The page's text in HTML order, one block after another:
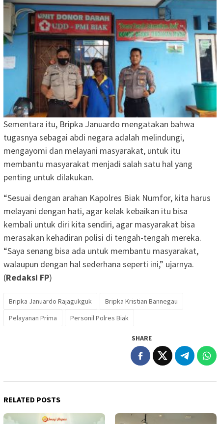
Sementara itu, Bripka Januardo mengatakan bahwa
tugasnya sebagai abdi negara adalah melindungi,
mengayomi dan melayani masyarakat, untuk itu
membantu masyarakat menjadi salah satu hal yang
penting untuk dilakukan.
“Sesuai dengan arahan Kapolres Biak Numfor, kita harus
melayani dengan hati, agar kelak kebaikan itu bisa
kembali untuk diri kita sendiri, agar masyarakat bisa
merasakan kehadiran polisi di tengah-tengah mereka.
“Saya senang bisa ada untuk membantu masyarakat,
walaupun dengan hal sederhana seperti ini,” ujarnya.
(Redaksi FP)
Bripka Januardo Rajagukguk
Bripka Kristian Bannegau
Pelayanan Prima
Personil Polres Biak
SHARE
RELATED POSTS